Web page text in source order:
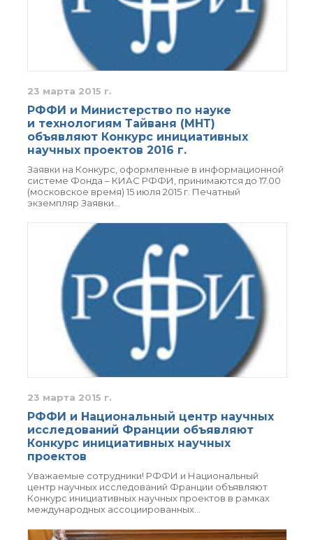
Аддитивные
технологии
Электронная
микроскопия
Награды сотрудников
ИОХ РАН
Мероприятия
Конференции
Журналы
Национальные
проекты России
Разработки
Крупный научный
по приоритетным
направлениям НТР РФ
Аспирантура
Защита диссертаций
Набор студентов
Рекомендации ВАК
о типовых нарушениях
Новости
диссертационных
советов
Новые лаборатории
Институт в СМИ
Конкурсы, премии
Конкурсы вакантных
должностей
23 марта 2015 г.
РФФИ и Министерство по науке
и технологиям Тайваня (МНТ)
объявляют Конкурс инициативных
научных проектов 2016 г.
Заявки на Конкурс, оформленные в информационной
системе Фонда – КИАС РФФИ, принимаются до 17.00
(московское время) 15 июля 2015 г. Печатный
экземпляр Заявки…
23 марта 2015 г.
РФФИ и Национальный центр научных
исследований Франции объявляют
Конкурс инициативных научных
проектов
Уважаемые сотрудники! РФФИ и Национальный
центр научных исследований Франции объявляют
Конкурс инициативных научных проектов в рамках
международных ассоциированных…